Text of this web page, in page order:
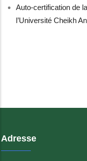
Auto-certification de
l’Université Cheikh
Adresse